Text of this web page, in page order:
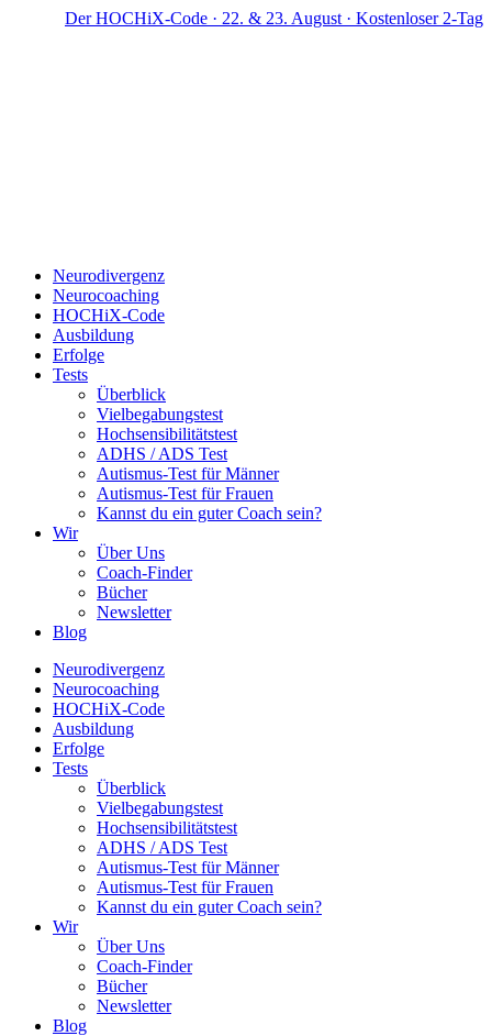
Der HOCHiX-Code · 22. & 23. August · Kostenloser 2-Tage-
Neurodivergenz
Neurocoaching
HOCHiX-Code
Ausbildung
Erfolge
Tests
Überblick
Vielbegabungstest
Hochsensibilitätstest
ADHS / ADS Test
Autismus-Test für Männer
Autismus-Test für Frauen
Kannst du ein guter Coach sein?
Wir
Über Uns
Coach-Finder
Bücher
Newsletter
Blog
Neurodivergenz
Neurocoaching
HOCHiX-Code
Ausbildung
Erfolge
Tests
Überblick
Vielbegabungstest
Hochsensibilitätstest
ADHS / ADS Test
Autismus-Test für Männer
Autismus-Test für Frauen
Kannst du ein guter Coach sein?
Wir
Über Uns
Coach-Finder
Bücher
Newsletter
Blog